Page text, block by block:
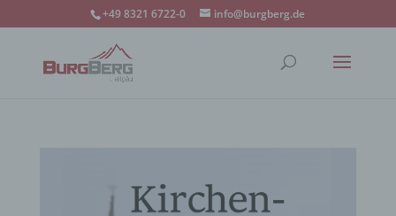
+49 8321 6722-0 info@burgberg.de